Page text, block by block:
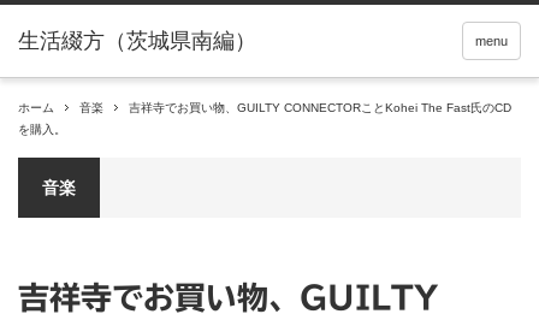
menu
ホーム 音楽
吉祥寺でお買い物、GUILTY CONNECTORことKohei The Fast氏のCD
を購入。
音楽
吉祥寺でお買い物、GUILTY